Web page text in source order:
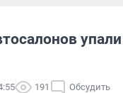
упали
191 Обсудить